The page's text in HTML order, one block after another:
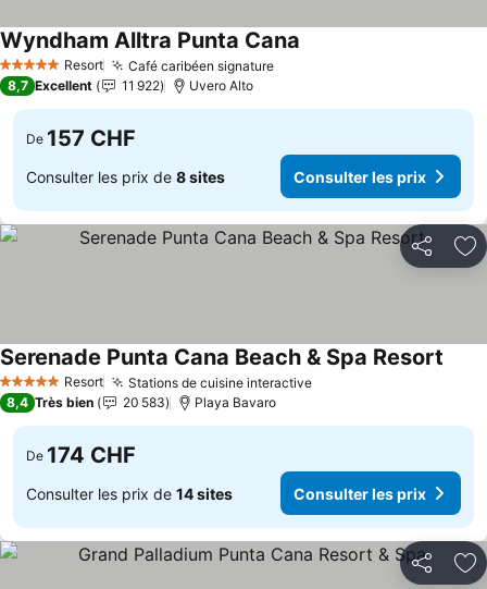
5 Étoiles Resort Café caribéen signatureConsulter les prix
Wyndham Alltra Punta Cana
8,7 Excellent 11 922 Uvero Alto
De 157 CHF
Consulter les prix de 8 sites Consulter les prix
Partager
5 Étoiles Resort Stations de cuisine interactiveConsulter les prix
Serenade Punta Cana Beach & Spa Resort
8,4 Très bien 20 583 Playa Bavaro
De 174 CHF
Consulter les prix de 14 sites Consulter les prix
Partager